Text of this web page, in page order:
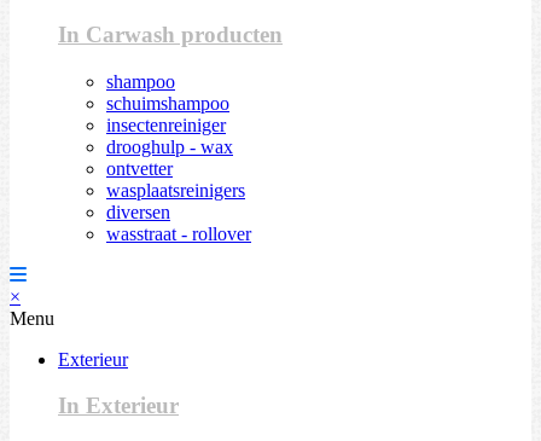
In Carwash producten
shampoo
schuimshampoo
insectenreiniger
drooghulp - wax
ontvetter
wasplaatsreinigers
diversen
wasstraat - rollover
×
Menu
Exterieur
In Exterieur